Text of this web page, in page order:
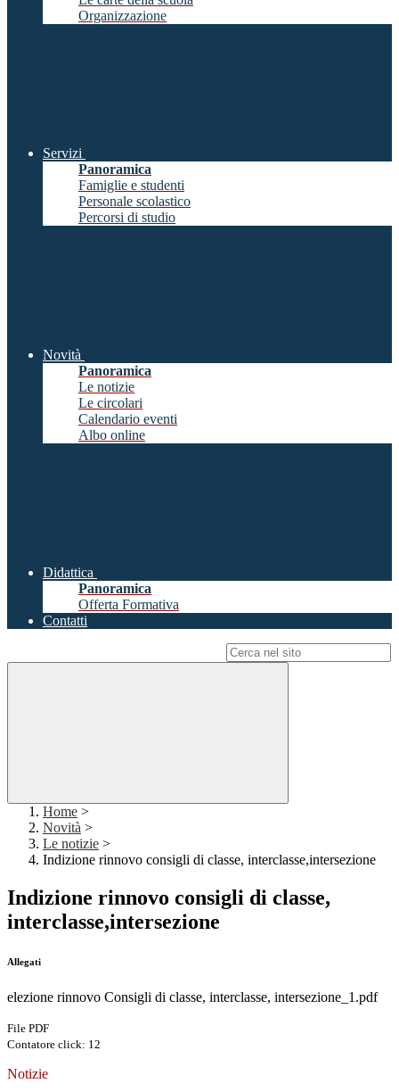
Organizzazione
Servizi
Panoramica
Famiglie e studenti
Personale scolastico
Percorsi di studio
Novità
Panoramica
Le notizie
Le circolari
Calendario eventi
Albo online
Didattica
Panoramica
Offerta Formativa
Contatti
Home >
Novità >
Le notizie >
Indizione rinnovo consigli di classe, interclasse,intersezione
Indizione rinnovo consigli di classe,
interclasse,intersezione
Allegati
elezione rinnovo Consigli di classe, interclasse, intersezione_1.pdf
File PDF
Contatore click: 12
Notizie